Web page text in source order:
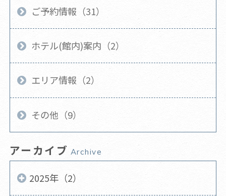
ご予約情報（31）
ホテル(館内)案内（2）
エリア情報（2）
その他（9）
アーカイブ Archive
2025年（2）